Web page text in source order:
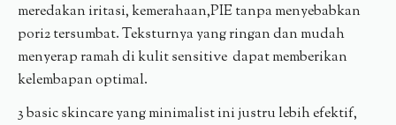
meredakan iritasi, kemerahaan,PIE tanpa menyebabkan
pori2 tersumbat. Teksturnya yang ringan dan mudah
menyerap ramah di kulit sensitive dapat memberikan
kelembapan optimal.
3 basic skincare yang minimalist ini justru lebih efektif,